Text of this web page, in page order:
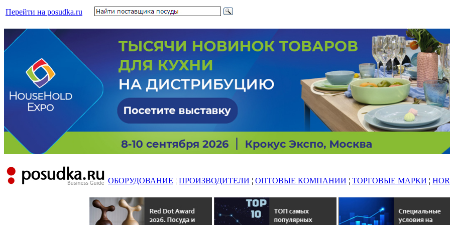
Перейти на posudka.ru
ОБОРУДОВАНИЕ ¦ ПРОИЗВОДИТЕЛИ ¦ ОПТОВЫЕ КОМПАНИИ ¦ ТОРГОВЫЕ МАРКИ ¦